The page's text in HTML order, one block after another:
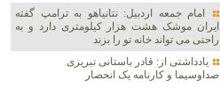
امام جمعه اردبیل: نتانیاهو به ترامپ گفته
ایران موشک هشت هزار کیلومتری دارد و به
راحتی می تواند خانه تو را بزند
یادداشتی از: قادر باستانی تبریزی
صداوسیما و کارنامه یک انحصار